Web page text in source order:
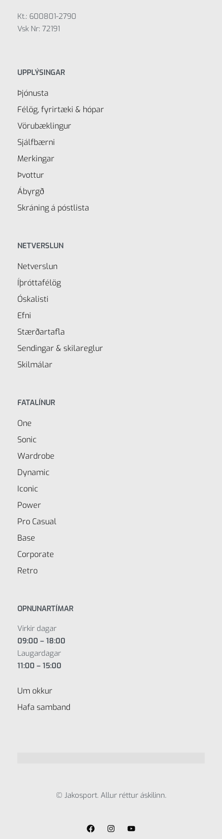
Kt.: 600801-2790
Vsk Nr: 72191
UPPLÝSINGAR
Þjónusta
Félög, fyrirtæki & hópar
Vörubæklingur
Sjálfbærni
Merkingar
Þvottur
Ábyrgð
Skráning á póstlista
NETVERSLUN
Netverslun
Íþróttafélög
Óskalisti
Efni
Stærðartafla
Sendingar & skilareglur
Skilmálar
FATALÍNUR
One
Sonic
Wardrobe
Dynamic
Iconic
Power
Pro Casual
Base
Corporate
Retro
OPNUNARTÍMAR
Virkir dagar
09:00 – 18:00
Laugardagar
11:00 – 15:00
Um okkur
Hafa samband
© Jakosport. Allur réttur áskilinn.